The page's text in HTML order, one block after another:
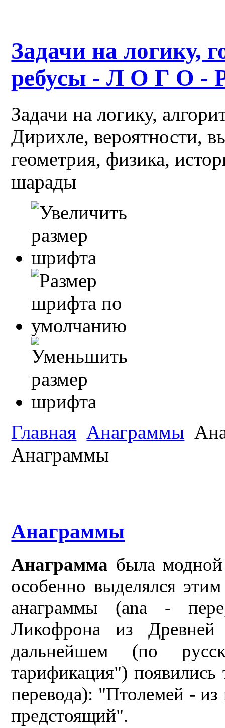
Задачи на логику,
ребусы - Л О Г О -
Задачи на логику,
Дирихле, вероятности,
геометрия, физика,
шарады
Главная Анаграммы
Анаграммы
Анаграммы
Анаграмма была
особенно выделялся
анаграммы (ana -
Ликофрона из
дальнейшем (по
тарификация")
перевода): "Птолемей -
предстоящий".